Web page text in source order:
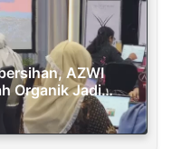
AZWI
Organik Jadi